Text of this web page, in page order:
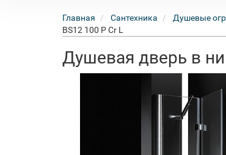
Главная Сантехника Душевые
BS12 100 P Cr L
Душевая дверь в